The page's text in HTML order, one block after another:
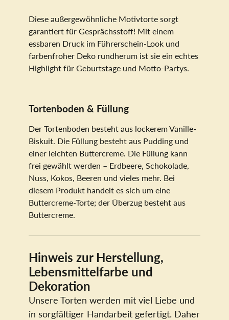
Diese außergewöhnliche Motivtorte sorgt
garantiert für Gesprächsstoff! Mit einem
essbaren Druck im Führerschein-Look und
farbenfroher Deko rundherum ist sie ein echtes
Highlight für Geburtstage und Motto-Partys.
Tortenboden & Füllung
Der Tortenboden besteht aus lockerem Vanille-
Biskuit. Die Füllung besteht aus Pudding und
einer leichten Buttercreme. Die Füllung kann
frei gewählt werden – Erdbeere, Schokolade,
Nuss, Kokos, Beeren und vieles mehr. Bei
diesem Produkt handelt es sich um eine
Buttercreme-Torte; der Überzug besteht aus
Buttercreme.
Hinweis zur Herstellung,
Lebensmittelfarbe und
Dekoration
Unsere Torten werden mit viel Liebe und
in sorgfältiger Handarbeit gefertigt. Daher